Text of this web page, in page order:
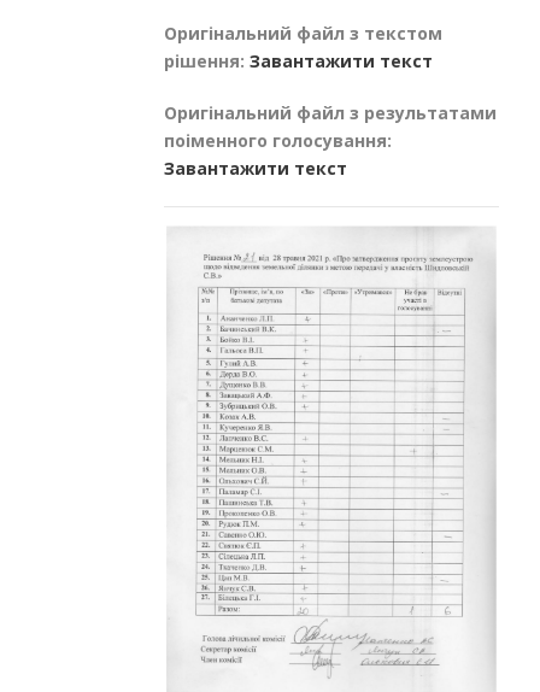
Оригінальний файл з текстом
рішення: Завантажити текст
Оригінальний файл з результатами
поіменного голосування:
Завантажити текст